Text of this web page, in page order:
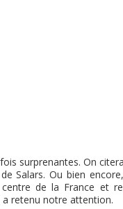
surprenantes. On
Salars. Ou bien
de la France et
a retenu notre attention.